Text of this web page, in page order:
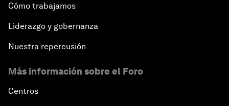
Cómo trabajamos
Liderazgo y gobernanza
Nuestra repercusión
Más información sobre el Foro
Centros